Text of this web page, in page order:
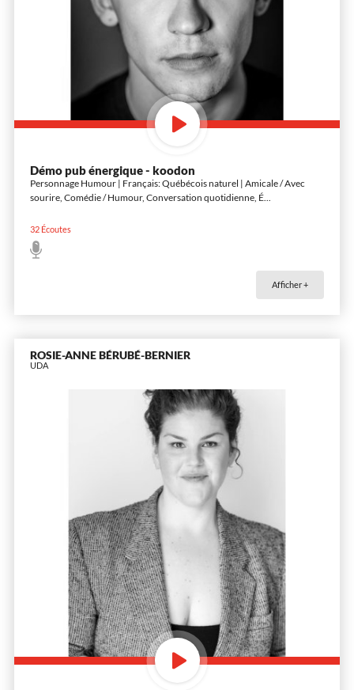
Démo pub énergique - koodon
Personnage Humour | Français: Québécois naturel | Amicale / Avec
sourire, Comédie / Humour, Conversation quotidienne, É...
32Écoutes
Afficher +
ROSIE-ANNE BÉRUBÉ-BERNIER
UDA